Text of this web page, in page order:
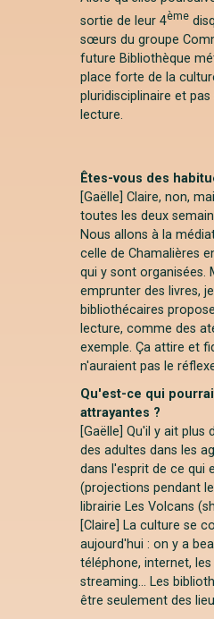
sortie de leur 4ème
sœurs du groupe
future Bibliothèque
place forte de la
pluridisciplinaire et
lecture.
Êtes-vous des
[Gaëlle] Claire, non,
toutes les deux
Nous allons à la
celle de Chamalières
qui y sont organisées.
emprunter des livres,
bibliothécaires
lecture, comme des
exemple. Ça attire et
n'auraient pas le
Qu'est-ce qui
attrayantes ?
[Gaëlle] Qu'il y ait
des adultes dans les
dans l'esprit de ce qui
(projections pendant
librairie Les Volcans
[Claire] La culture se
aujourd'hui : on y a
téléphone, internet,
streaming... Les
être seulement des